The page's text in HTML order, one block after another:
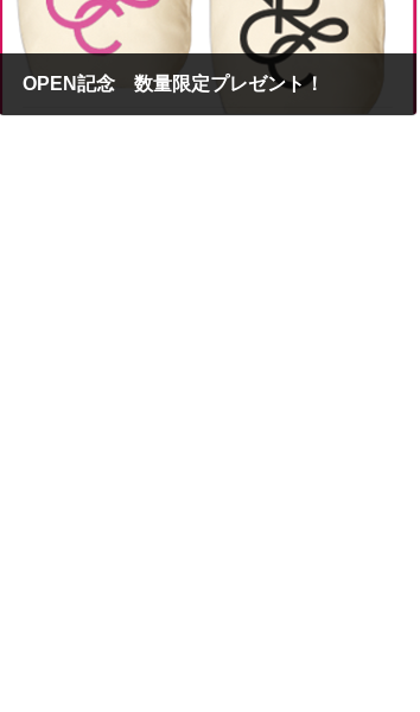
OPEN記念 数量限定プレゼント！